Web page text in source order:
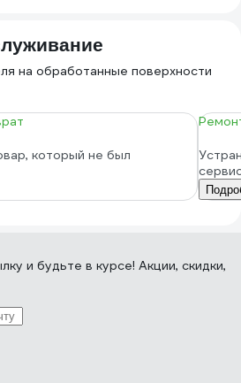
на обработанные поверхности
который не был
и будьте в курсе! Акции, скидки,